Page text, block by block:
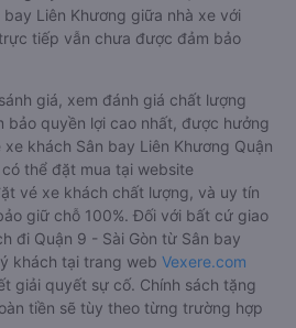
cho hàng khách không biết nên
với mình. Bên cạnh đó, việc đảm
ngồi yêu thích sau khi đặt vé xe đi
Liên Khương giữa nhà xe với
tiếp vẫn chưa được đảm bảo
giá, xem đánh giá chất lượng
quyền lợi cao nhất, được hưởng
khách Sân bay Liên Khương Quận
thể đặt mua tại website
vé xe khách chất lượng, và uy tín
giữ chỗ 100%. Đối với bất cứ giao
đi Quận 9 - Sài Gòn từ Sân bay